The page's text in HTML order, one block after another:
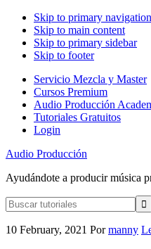
Skip to primary navigation
Skip to main content
Skip to primary sidebar
Skip to footer
Servicio Mezcla y Master
Cursos Premium
Audio Producción
Tutoriales Gratuitos
Login
Audio Producción
Ayudándote a producir música
Buscar
tutoriales
10 February, 2021 Pormanny